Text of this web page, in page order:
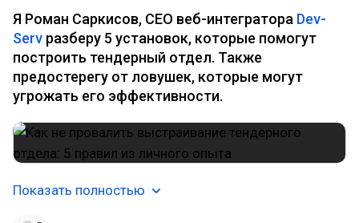
Я Роман Саркисов, CEO веб-интегратора Dev-
Serv разберу 5 установок, которые помогут
построить тендерный отдел. Также
предостерегу от ловушек, которые могут
угрожать его эффективности.
Показать полностью